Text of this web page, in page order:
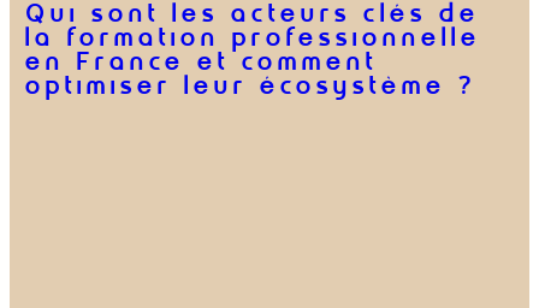
Qui sont les acteurs clés de
la formation professionnelle
en France et comment
optimiser leur écosystème ?